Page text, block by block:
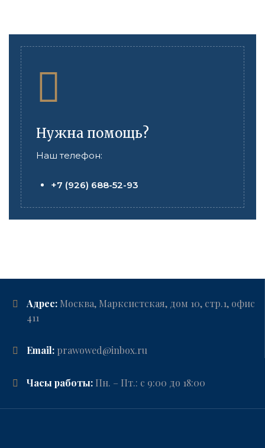
Нужна помощь?
Наш телефон:
+7 (926) 688-52-93
Адрес: Москва, Марксистская, дом 10, стр.1, офис
411
Email: prawowed@inbox.ru
Часы работы: Пн. – Пт.: с 9:00 до 18:00